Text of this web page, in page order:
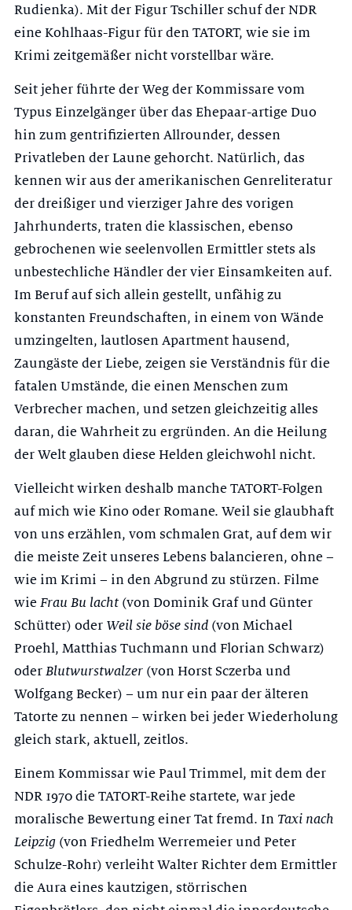
Rudienka). Mit der Figur Tschiller schuf der NDR
eine Kohlhaas-Figur für den TATORT, wie sie im
Krimi zeitgemäßer nicht vorstellbar wäre.
Seit jeher führte der Weg der Kommissare vom
Typus Einzelgänger über das Ehepaar-artige Duo
hin zum gentrifizierten Allrounder, dessen
Privatleben der Laune gehorcht. Natürlich, das
kennen wir aus der amerikanischen Genreliteratur
der dreißiger und vierziger Jahre des vorigen
Jahrhunderts, traten die klassischen, ebenso
gebrochenen wie seelenvollen Ermittler stets als
unbestechliche Händler der vier Einsamkeiten auf.
Im Beruf auf sich allein gestellt, unfähig zu
konstanten Freundschaften, in einem von Wände
umzingelten, lautlosen Apartment hausend,
Zaungäste der Liebe, zeigen sie Verständnis für die
fatalen Umstände, die einen Menschen zum
Verbrecher machen, und setzen gleichzeitig alles
daran, die Wahrheit zu ergründen. An die Heilung
der Welt glauben diese Helden gleichwohl nicht.
Vielleicht wirken deshalb manche TATORT-Folgen
auf mich wie Kino oder Romane. Weil sie glaubhaft
von uns erzählen, vom schmalen Grat, auf dem wir
die meiste Zeit unseres Lebens balancieren, ohne –
wie im Krimi – in den Abgrund zu stürzen. Filme
wieFrau Bu lacht (von Dominik Graf und Günter
Schütter) oder Weil sie böse sind(von Michael
Proehl, Matthias Tuchmann und Florian Schwarz)
oderBlutwurstwalzer(von Horst Sczerba und
Wolfgang Becker) – um nur ein paar der älteren
Tatorte zu nennen – wirken bei jeder Wiederholung
gleich stark, aktuell, zeitlos.
Einem Kommissar wie Paul Trimmel, mit dem der
NDR 1970 die TATORT-Reihe startete, war jede
moralische Bewertung einer Tat fremd. In Taxi nach
Leipzig(von Friedhelm Werremeier und Peter
Schulze-Rohr) verleiht Walter Richter dem Ermittler
die Aura eines kautzigen, störrischen